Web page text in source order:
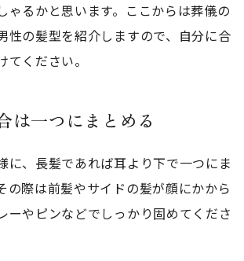
ゃるかと思います。ここからは葬儀の
性の髪型を紹介しますので、自分に合
てください。
は一つにまとめる
に、長髪であれば耳より下で一つにま
の際は前髪やサイドの髪が顔にかから
ーやピンなどでしっかり固めてくださ